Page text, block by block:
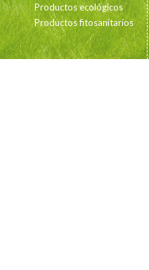
Productos ecológicos
Productos fitosanitarios